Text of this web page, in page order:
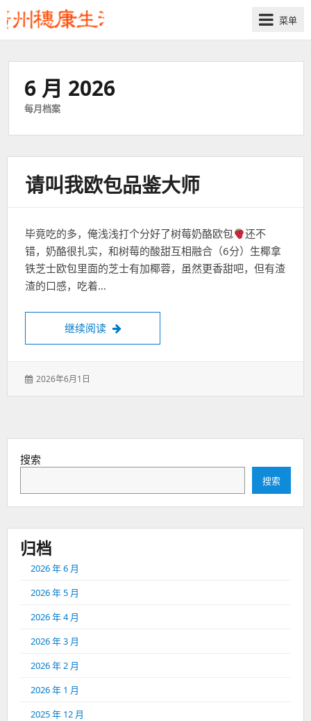
菜单
6 月 2026
每月档案
请叫我欧包品鉴大师
毕竟吃的多，俺浅浅打个分好了树莓奶酪欧包
还不
错，奶酪很扎实，和树莓的酸甜互相融合（6分）生椰拿
铁芝士欧包里面的芝士有加椰蓉，虽然更香甜吧，但有渣
渣的口感，吃着…
继续阅读 请叫我欧包品鉴大师
发
2026年6月1日
搜索
搜索
归档
2026 年 6 月
2026 年 5 月
2026 年 4 月
2026 年 3 月
2026 年 2 月
2026 年 1 月
2025 年 12 月